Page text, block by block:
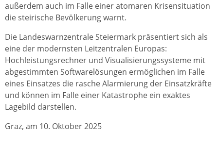
außerdem auch im Falle einer atomaren Krisensituation
die steirische Bevölkerung warnt.
Die Landeswarnzentrale Steiermark präsentiert sich als
eine der modernsten Leitzentralen Europas:
Hochleistungsrechner und Visualisierungssysteme mit
abgestimmten Softwarelösungen ermöglichen im Falle
eines Einsatzes die rasche Alarmierung der Einsatzkräfte
und können im Falle einer Katastrophe ein exaktes
Lagebild darstellen.
Graz, am 10. Oktober 2025